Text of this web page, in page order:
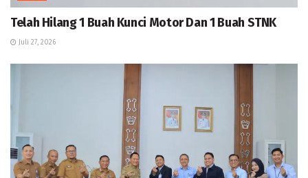
Telah Hilang 1 Buah Kunci Motor Dan 1 Buah STNK
Juli 27, 2026